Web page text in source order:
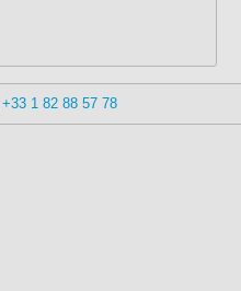
+33 1 82 88 57 78